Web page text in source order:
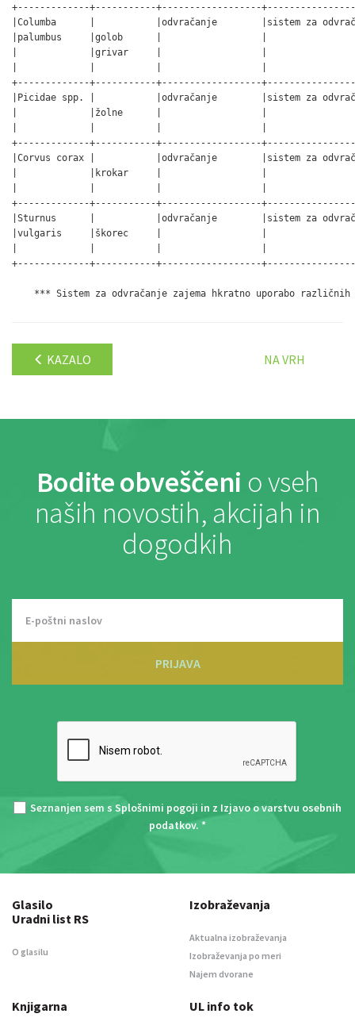
+-------------+-----------+------------------
|Columba      |           |odvračanje        |sistem za
|palumbus     |golob      |                  |
|             |grivar     |                  |
+-------------+-----------+------------------
|Picidae spp. |           |odvračanje        |sistem za
|             |žolne      |                  |
+-------------+-----------+------------------
|Corvus corax |           |odvračanje        |sistem za
|             |krokar     |                  |
+-------------+-----------+------------------
|Sturnus      |           |odvračanje        |sistem za
|vulgaris     |škorec     |                  |
+-------------+-----------+------------------
KAZALO NA VRH
Bodite obveščeni o vseh
naših novostih, akcijah in
dogodkih
PRIJAVA
Seznanjen sem s Splošnimi pogoji in z Izjavo o varstvu osebnih
podatkov. *
Glasilo
Uradni list RS
O glasilu
Izobraževanja
Aktualna izobraževanja
Izobraževanja po meri
Najem dvorane
Knjigarna UL info tok